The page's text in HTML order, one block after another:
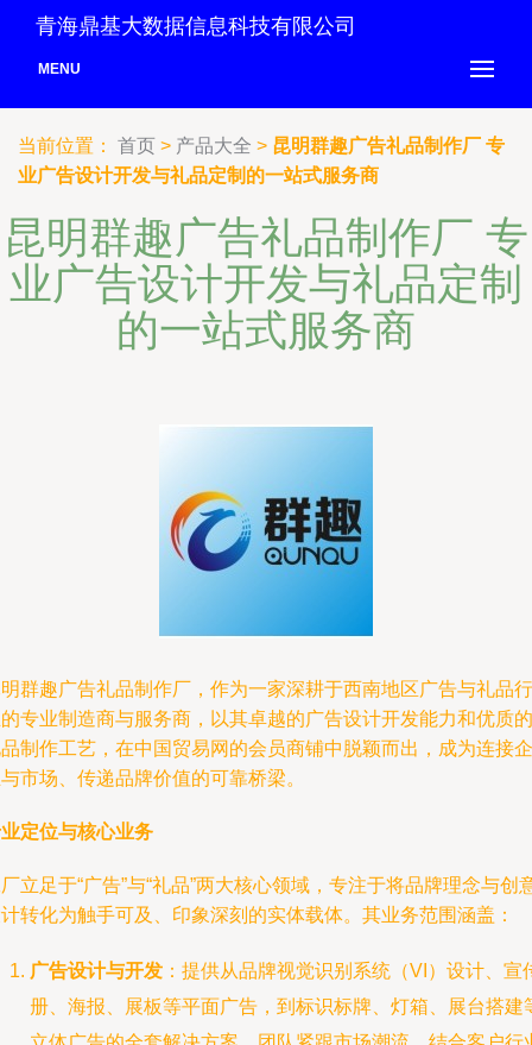
青海鼎基大数据信息科技有限公司
MENU
当前位置： 首页 > 产品大全 > 昆明群趣广告礼品制作厂 专
业广告设计开发与礼品定制的一站式服务商
昆明群趣广告礼品制作厂 专
业广告设计开发与礼品定制
的一站式服务商
群趣广告礼品制作厂，作为一家深耕于西南地区广告与礼品行
专业制造商与服务商，以其卓越的广告设计开发能力和优质的
制作工艺，在中国贸易网的会员商铺中脱颖而出，成为连接企
市场、传递品牌价值的可靠桥梁。
定位与核心业务
立足于“广告”与“礼品”两大核心领域，专注于将品牌理念与创
转化为触手可及、印象深刻的实体载体。其业务范围涵盖：
广告设计与开发 ：提供从品牌视觉识别系统（VI）设计、宣
册、海报、展板等平面广告，到标识标牌、灯箱、展台搭建